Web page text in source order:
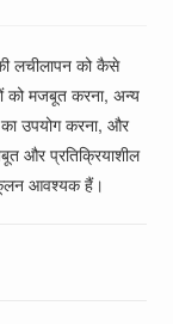
लचीलापन को कैसे
को मजबूत करना, अन्य
का उपयोग करना, और
और प्रतिक्रियाशील
आवश्यक हैं।